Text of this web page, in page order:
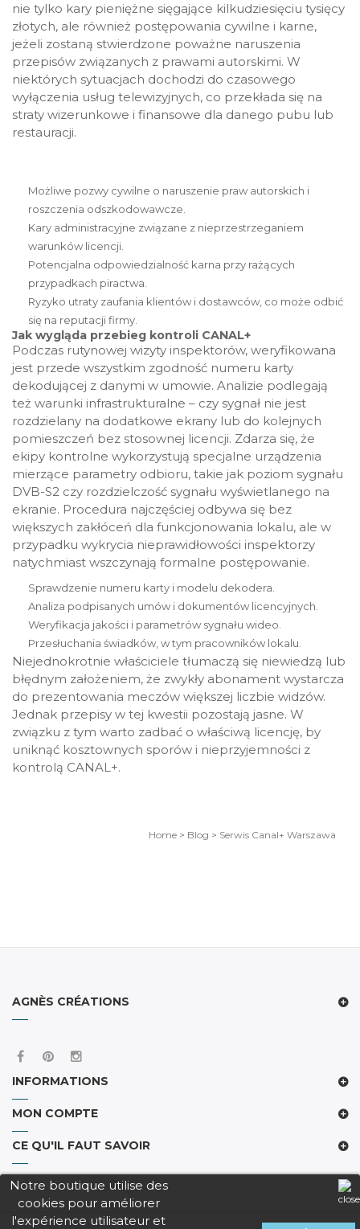
Notre boutique utilise des
cookies pour améliorer
l'expérience utilisateur et
nie tylko kary pieniężne sięgające kilkudziesięciu tysięcy
złotych, ale również postępowania cywilne i karne,
jeżeli zostaną stwierdzone poważne naruszenia
przepisów związanych z prawami autorskimi. W
niektórych sytuacjach dochodzi do czasowego
wyłączenia usług telewizyjnych, co przekłada się na
straty wizerunkowe i finansowe dla danego pubu lub
restauracji.
Możliwe pozwy cywilne o naruszenie praw autorskich i
roszczenia odszkodowawcze.
Kary administracyjne związane z nieprzestrzeganiem
warunków licencji.
Potencjalna odpowiedzialność karna przy rażących
przypadkach piractwa.
Ryzyko utraty zaufania klientów i dostawców, co może odbić
się na reputacji firmy.
Jak wygląda przebieg kontroli CANAL+
Podczas rutynowej wizyty inspektorów, weryfikowana
jest przede wszystkim zgodność numeru karty
dekodującej z danymi w umowie. Analizie podlegają
też warunki infrastrukturalne – czy sygnał nie jest
rozdzielany na dodatkowe ekrany lub do kolejnych
pomieszczeń bez stosownej licencji. Zdarza się, że
ekipy kontrolne wykorzystują specjalne urządzenia
mierzące parametry odbioru, takie jak poziom sygnału
DVB-S2 czy rozdzielczość sygnału wyświetlanego na
ekranie. Procedura najczęściej odbywa się bez
większych zakłóceń dla funkcjonowania lokalu, ale w
przypadku wykrycia nieprawidłowości inspektorzy
natychmiast wszczynają formalne postępowanie.
Sprawdzenie numeru karty i modelu dekodera.
Analiza podpisanych umów i dokumentów licencyjnych.
Weryfikacja jakości i parametrów sygnału wideo.
Przesłuchania świadków, w tym pracowników lokalu.
Niejednokrotnie właściciele tłumaczą się niewiedzą lub
błędnym założeniem, że zwykły abonament wystarcza
do prezentowania meczów większej liczbie widzów.
Jednak przepisy w tej kwestii pozostają jasne. W
związku z tym warto zadbać o właściwą licencję, by
uniknąć kosztownych sporów i nieprzyjemności z
kontrolą CANAL+.
Home > Blog > Serwis Canal+ Warszawa
AGNÈS CRÉATIONS
INFORMATIONS
MON COMPTE
CE QU'IL FAUT SAVOIR